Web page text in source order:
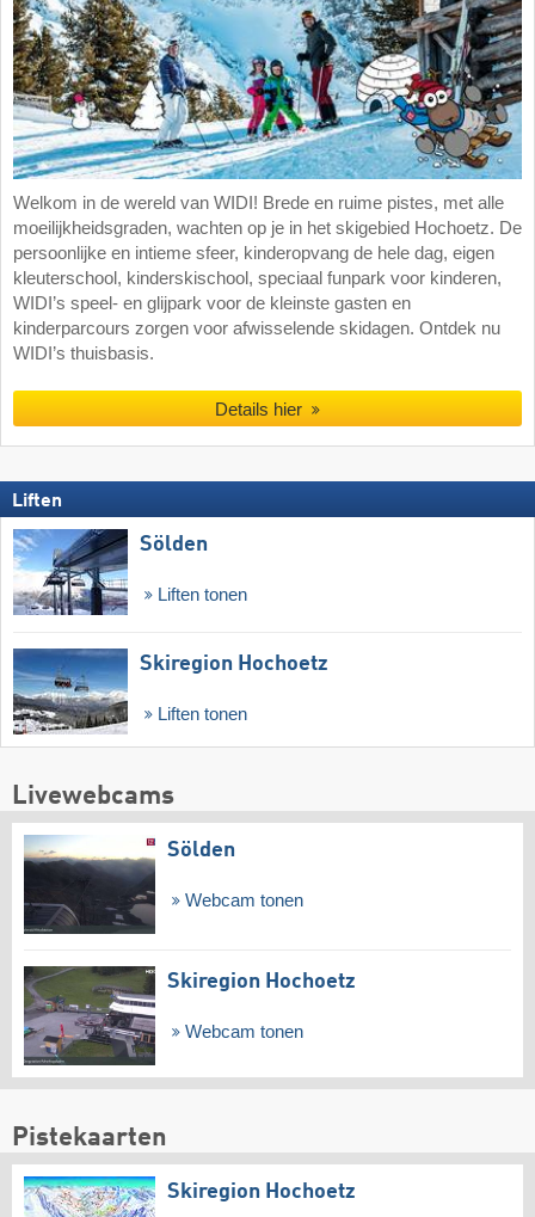
Welkom in de wereld van WIDI! Brede en ruime pistes, met alle
moeilijkheidsgraden, wachten op je in het skigebied Hochoetz. De
persoonlijke en intieme sfeer, kinderopvang de hele dag, eigen
kleuterschool, kinderskischool, speciaal funpark voor kinderen,
WIDI’s speel- en glijpark voor de kleinste gasten en
kinderparcours zorgen voor afwisselende skidagen. Ontdek nu
WIDI’s thuisbasis.
Details hier
Liften
Sölden
Liften tonen
Skiregion Hochoetz
Liften tonen
Livewebcams
Sölden
Webcam tonen
Skiregion Hochoetz
Webcam tonen
Pistekaarten
Skiregion Hochoetz